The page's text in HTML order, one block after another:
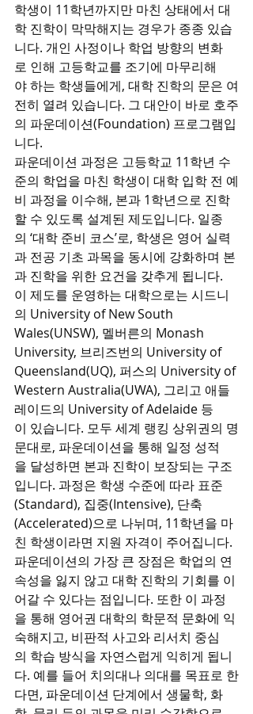
학생이 11학년까지만 마친 상태에서 대
학 진학이 막막해지는 경우가 종종 있습
니다. 개인 사정이나 학업 방향의 변화
로 인해 고등학교를 조기에 마무리해
야 하는 학생들에게, 대학 진학의 문은 여
전히 열려 있습니다. 그 대안이 바로 호주
의 파운데이션(Foundation) 프로그램입
니다.
파운데이션 과정은 고등학교 11학년 수
준의 학업을 마친 학생이 대학 입학 전 예
비 과정을 이수해, 본과 1학년으로 진학
할 수 있도록 설계된 제도입니다. 일종
의 ‘대학 준비 코스’로, 학생은 영어 실력
과 전공 기초 과목을 동시에 강화하며 본
과 진학을 위한 요건을 갖추게 됩니다.
이 제도를 운영하는 대학으로는 시드니
의 University of New South
Wales(UNSW), 멜버른의 Monash
University, 브리즈번의 University of
Queensland(UQ), 퍼스의 University of
Western Australia(UWA), 그리고 애들
레이드의 University of Adelaide 등
이 있습니다. 모두 세계 랭킹 상위권의 명
문대로, 파운데이션을 통해 일정 성적
을 달성하면 본과 진학이 보장되는 구조
입니다. 과정은 학생 수준에 따라 표준
(Standard), 집중(Intensive), 단축
(Accelerated)으로 나뉘며, 11학년을 마
친 학생이라면 지원 자격이 주어집니다.
파운데이션의 가장 큰 장점은 학업의 연
속성을 잃지 않고 대학 진학의 기회를 이
어갈 수 있다는 점입니다. 또한 이 과정
을 통해 영어권 대학의 학문적 문화에 익
숙해지고, 비판적 사고와 리서치 중심
의 학습 방식을 자연스럽게 익히게 됩니
다. 예를 들어 치의대나 의대를 목표로 한
다면, 파운데이션 단계에서 생물학, 화